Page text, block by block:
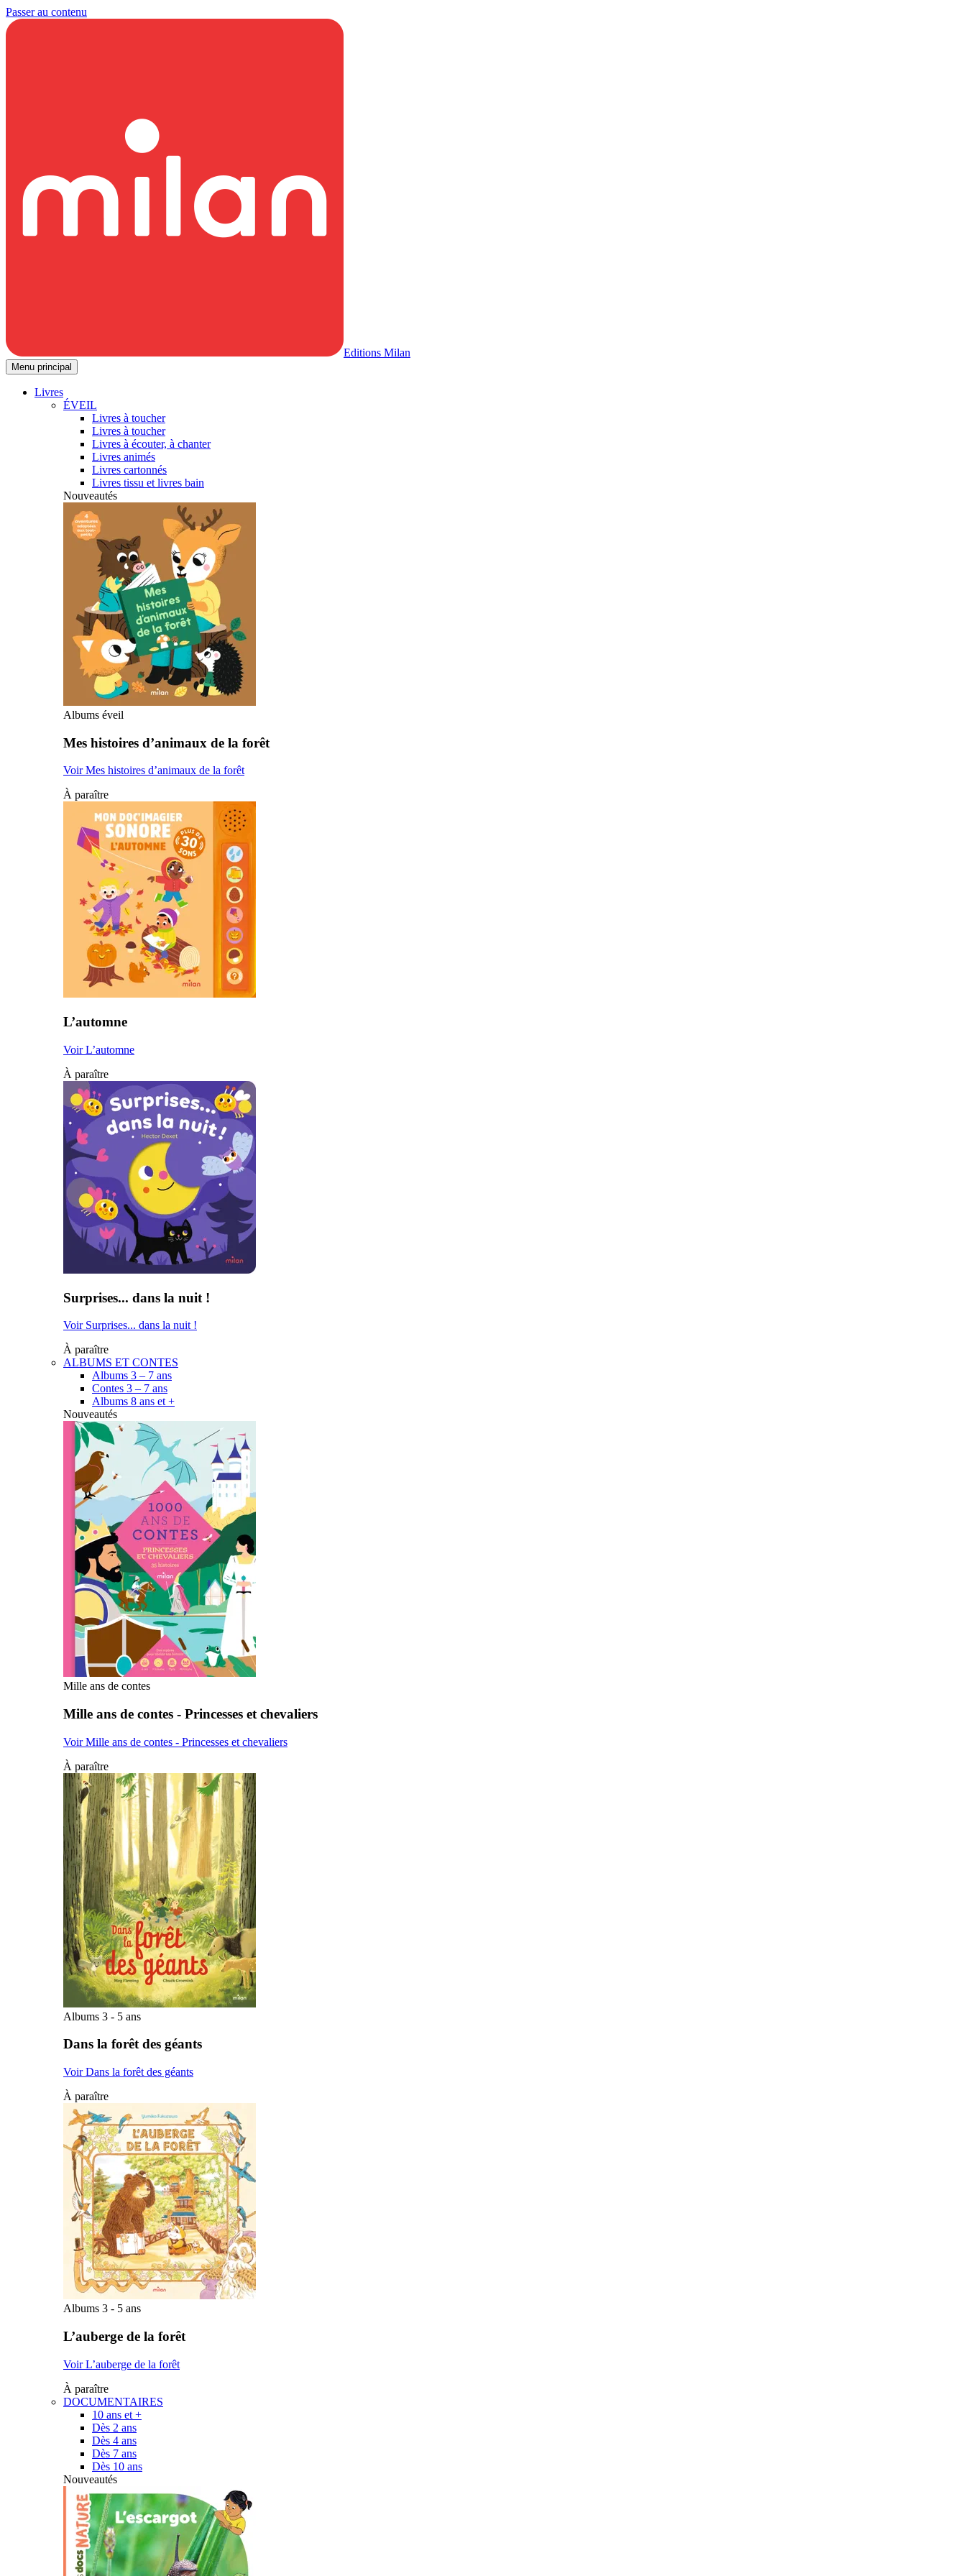
Passer au contenu
Editions Milan
Menu principal
Livres
ÉVEIL
Livres à toucher
Livres à toucher
Livres à écouter, à chanter
Livres animés
Livres cartonnés
Livres tissu et livres bain
Nouveautés
Albums éveil
Mes histoires d’animaux de la forêt
Voir Mes histoires d’animaux de la forêt
À paraître
L’automne
Voir L’automne
À paraître
Surprises... dans la nuit !
Voir Surprises... dans la nuit !
À paraître
ALBUMS ET CONTES
Albums 3 – 7 ans
Contes 3 – 7 ans
Albums 8 ans et +
Nouveautés
Mille ans de contes
Mille ans de contes - Princesses et chevaliers
Voir Mille ans de contes - Princesses et chevaliers
À paraître
Albums 3 - 5 ans
Dans la forêt des géants
Voir Dans la forêt des géants
À paraître
Albums 3 - 5 ans
L’auberge de la forêt
Voir L’auberge de la forêt
À paraître
DOCUMENTAIRES
10 ans et +
Dès 2 ans
Dès 4 ans
Dès 7 ans
Dès 10 ans
Nouveautés